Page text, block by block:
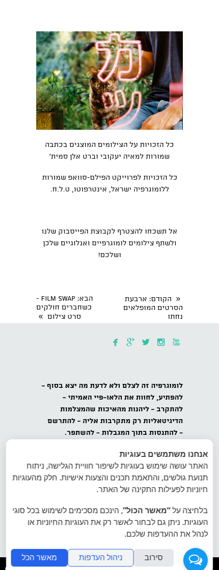
כל הזכויות על הצילומים המוצגים בכתבה
שמורות למאיה יעקובי וברט אלן סמית'
כל הזכויות לפרוייקט הפילם-סוואפ שמורות
ללומוגרפיה ישראל, אינטרפוטו, ט.ל.ח.
אל תשכחו להצטרף לקבוצת הפייסבוק שלנו
ולשתף צילומים לומוגרפיים ואנלוגיים שלכן
ושלכם!
« הקודם: ארבעת
הסרטים המופלאים
נחתו
הבא
: Film Swap -
כשחברים חולקים
סרט צילום »
    
לומוגרפיה זה לצלם ולא לדעת מה יצא בסוף -
להפתיע, לחוות את הלאו-פיי האמיתי -
להתקרב - ליהנות מהאיכות שהמצלמות
הדיגיטאליות רק מתקרבות אליה - להתרשם
- להתנסות בתוך המגבלות - להשתפר.
כל הזכויות שמורות לאינטרפוטו, לומוגרפיה
ישראל, ט.ל.ח.
הצטרפו למועדון הלומוגרפים בישראל - הרשמה
אתר היבואן הרשמי של לומוגרפיה אינטרפוטו
פיתוח תמונות פיתוח סרטי צילום
folyou
אנחנו משתמשים בעוגיות
האתר עושה שימוש בעוגיות לשיפור חוויית הגלישה, ניתוח
תנועת גולשים, והתאמת תכנים והצעות אישיות. חלק מהעוגיות
חיוניות לפעילות התקינה של האתר.
בלחיצה על“מאשר הכול”, הינכם מסכימים לשימוש בכל סוגי
העוגיות. ניתן גם לבחור לאשר רק את העוגיות החיוניות או
לנהל את ההעדפות שלכם.
סירוב ניהול העדפות מאשר הכל